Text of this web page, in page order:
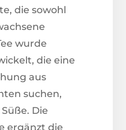
die sowohl
wurde
die eine
aus
suchen,
Die
ergänzt die